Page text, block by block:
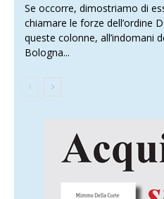
Se occorre, dimostriamo di
chiamare le forze dell’ordine
queste colonne, all’indomani
Bologna...